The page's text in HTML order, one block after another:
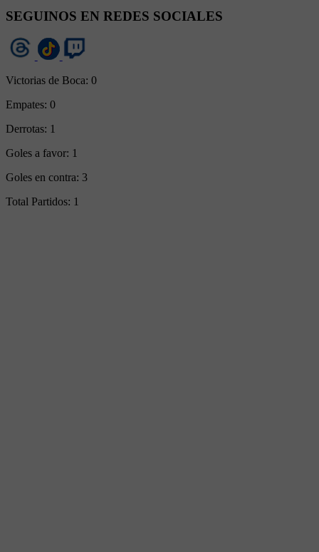
SEGUINOS EN REDES SOCIALES
Victorias de Boca: 0
Empates: 0
Derrotas: 1
Goles a favor: 1
Goles en contra: 3
Total Partidos: 1